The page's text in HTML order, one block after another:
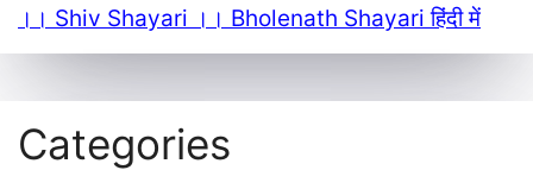
।। Shiv Shayari ।। Bholenath Shayari हिंदी में
Categories